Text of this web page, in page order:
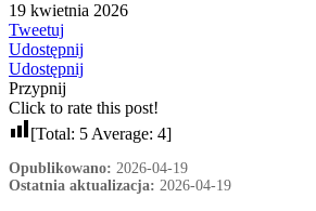
19 kwietnia 2026
Tweetuj
Udostępnij
Udostępnij
Przypnij
Click to rate this post!
[Total: 5Average: 4]
Opublikowano: 2026-04-19
Ostatnia aktualizacja: 2026-04-19